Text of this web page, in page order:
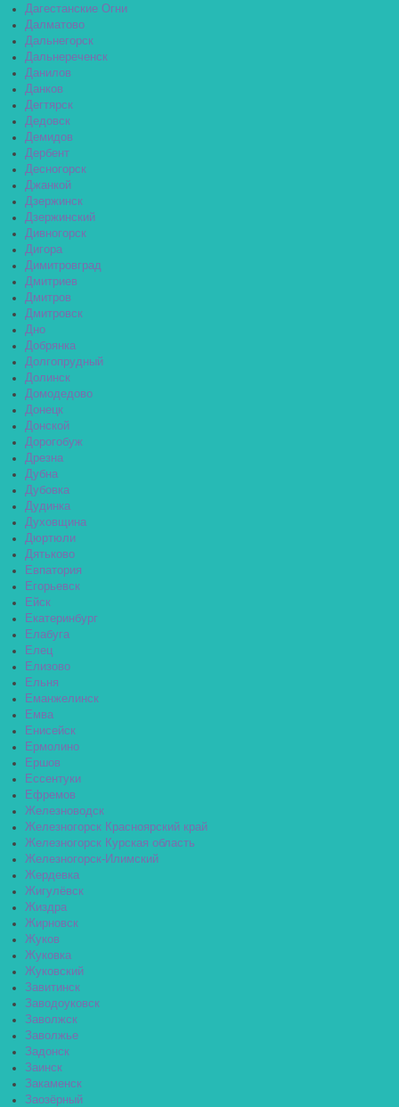
Дагестанские Огни
Далматово
Дальнегорск
Дальнереченск
Данилов
Данков
Дегтярск
Дедовск
Демидов
Дербент
Десногорск
Джанкой
Дзержинск
Дзержинский
Дивногорск
Дигора
Димитровград
Дмитриев
Дмитров
Дмитровск
Дно
Добрянка
Долгопрудный
Долинск
Домодедово
Донецк
Донской
Дорогобуж
Дрезна
Дубна
Дубовка
Дудинка
Духовщина
Дюртюли
Дятьково
Евпатория
Егорьевск
Ейск
Екатеринбург
Елабуга
Елец
Елизово
Ельня
Еманжелинск
Емва
Енисейск
Ермолино
Ершов
Ессентуки
Ефремов
Железноводск
Железногорск Красноярский край
Железногорск Курская область
Железногорск-Илимский
Жердевка
Жигулёвск
Жиздра
Жирновск
Жуков
Жуковка
Жуковский
Завитинск
Заводоуковск
Заволжск
Заволжье
Задонск
Заинск
Закаменск
Заозёрный